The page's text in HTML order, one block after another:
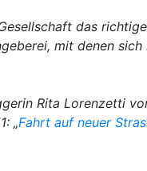
das
mit denen
Rita Lorenzetti
„Fahrt auf neuer